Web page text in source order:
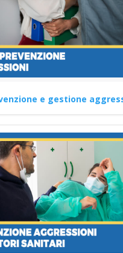
e gestione